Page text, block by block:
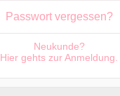
Passwort vergessen?
Neukunde?
Hier gehts zur Anmeldung.